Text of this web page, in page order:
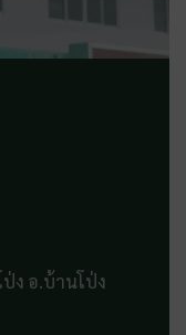
ง อ.บ้านโป่ง